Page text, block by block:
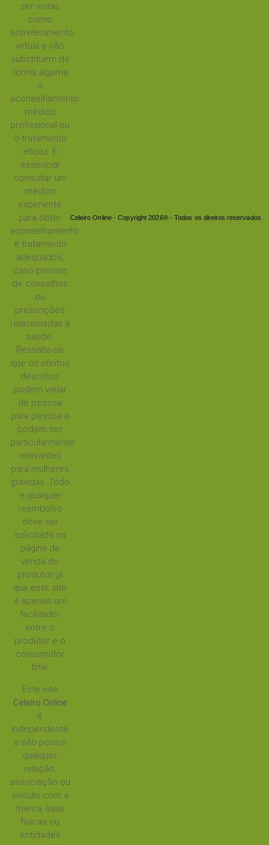
ser vistas
como
entretenimento
virtual e não
substituem de
forma alguma
o
aconselhamento
médico
profissional ou
o tratamento
eficaz. É
essencial
consultar um
médico
experiente
para obter
aconselhamento
e tratamento
adequados,
caso precise
de conselhos
ou
prescrições
relacionadas à
saúde.
Ressalta-se
que os efeitos
descritos
podem variar
de pessoa
para pessoa e
podem ser
particularmente
relevantes
para mulheres
grávidas. Todo
e qualquer
reembolso
deve ser
solicitado na
página de
venda do
produtor, já
que este site
é apenas um
facilitador
entre o
produtor e o
consumidor
final.
Este site
Celeiro Online
é
independente
e não possui
qualquer
relação,
associação ou
vínculo com a
marca, lojas
físicas ou
entidades
Celeiro Online - Copyright 2026® - Todos os direitos reservados.